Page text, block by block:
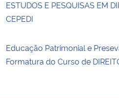
ESTUDOS E PESQUISAS EM
CEPEDI
Educação Patrimonial e
Formatura do Curso de